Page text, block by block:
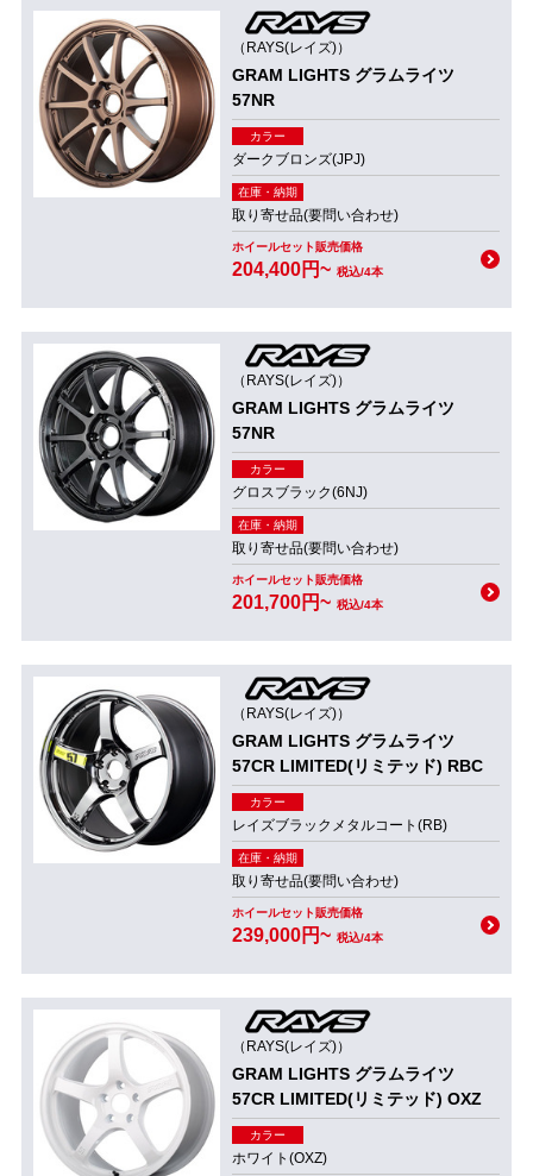
（RAYS(レイズ)）
GRAM LIGHTS グラムライツ
57NR
カラー
ダークブロンズ(JPJ)
在庫・納期
取り寄せ品(要問い合わせ)
ホイールセット販売価格
204,400円~ 税込/4本
（RAYS(レイズ)）
GRAM LIGHTS グラムライツ
57NR
カラー
グロスブラック(6NJ)
在庫・納期
取り寄せ品(要問い合わせ)
ホイールセット販売価格
201,700円~ 税込/4本
（RAYS(レイズ)）
GRAM LIGHTS グラムライツ
57CR LIMITED(リミテッド) RBC
カラー
レイズブラックメタルコート(RB)
在庫・納期
取り寄せ品(要問い合わせ)
ホイールセット販売価格
239,000円~ 税込/4本
（RAYS(レイズ)）
GRAM LIGHTS グラムライツ
57CR LIMITED(リミテッド) OXZ
カラー
ホワイト(OXZ)